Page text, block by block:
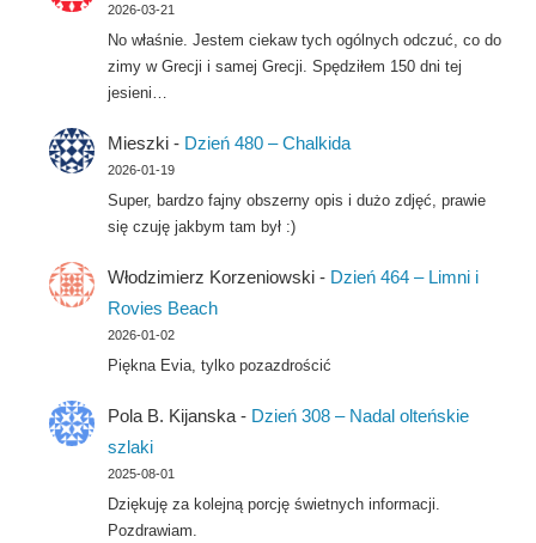
2026-03-21
No właśnie. Jestem ciekaw tych ogólnych odczuć, co do
zimy w Grecji i samej Grecji. Spędziłem 150 dni tej
jesieni…
Mieszki - Dzień 480 – Chalkida
2026-01-19
Super, bardzo fajny obszerny opis i dużo zdjęć, prawie
się czuję jakbym tam był :)
Włodzimierz Korzeniowski - Dzień 464 – Limni i
Rovies Beach
2026-01-02
Piękna Evia, tylko pozazdrościć
Pola B. Kijanska - Dzień 308 – Nadal olteńskie
szlaki
2025-08-01
Dziękuję za kolejną porcję świetnych informacji.
Pozdrawiam.